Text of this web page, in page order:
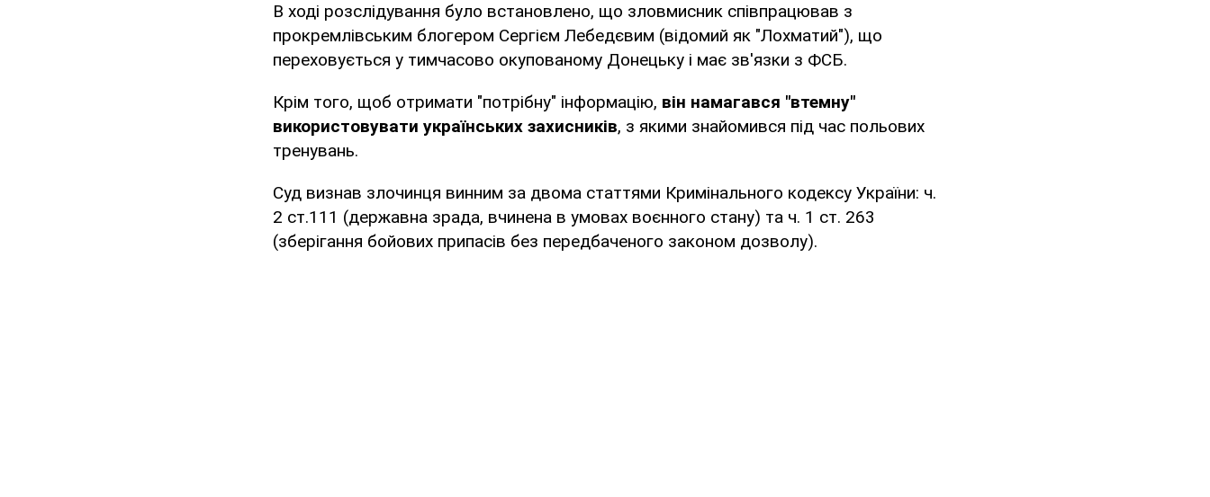
В ході розслідування було встановлено, що зловмисник співпрацював з
прокремлівським блогером Сергієм Лебедєвим (відомий як "Лохматий"), що
переховується у тимчасово окупованому Донецьку і має зв'язки з ФСБ.
Крім того, щоб отримати "потрібну" інформацію, він намагався "втемну"
використовувати українських захисників, з якими знайомився під час польових
тренувань.
Суд визнав злочинця винним за двома статтями Кримінального кодексу України: ⁠ч.
2 ст.111 (державна зрада, вчинена в умовах воєнного стану) та ⁠ч. 1 ст. 263
(зберігання бойових припасів без передбаченого законом дозволу).